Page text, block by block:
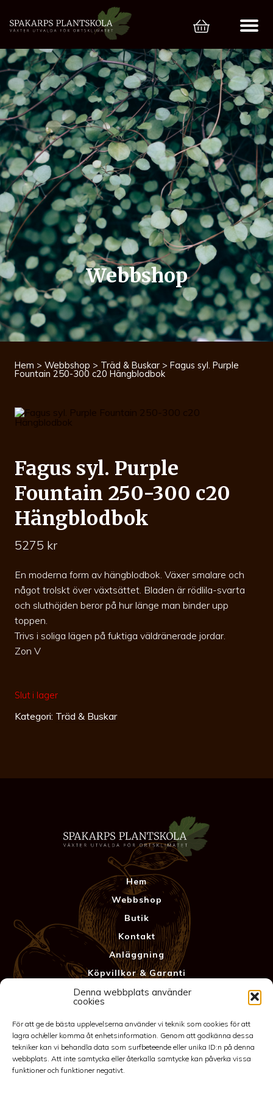
Denna webbplats använder
cookies
För att ge de bästa upplevelserna använder vi teknik som cookies för att
lagra och/eller komma åt enhetsinformation. Genom att godkänna dessa
tekniker kan vi behandla data som surfbeteende eller unika ID:n på denna
webbplats. Att inte samtycka eller återkalla samtycke kan påverka vissa
funktioner och funktioner negativt.
Webbshop
Hem > Webbshop > Träd & Buskar > Fagus syl. Purple
Fountain 250-300 c20 Hängblodbok
Fagus syl. Purple
Fountain 250-300 c20
Hängblodbok
5275 kr
En moderna form av hängblodbok. Växer smalare och
något trolskt över växtsättet. Bladen är rödlila-svarta
och sluthöjden beror på hur länge man binder upp
toppen.
Trivs i soliga lägen på fuktiga väldränerade jordar.
Zon V
Slut i lager
Kategori: Träd & Buskar
Hem
Webbshop
Butik
Kontakt
Anläggning
Köpvillkor & Garanti
Integritetspolicy